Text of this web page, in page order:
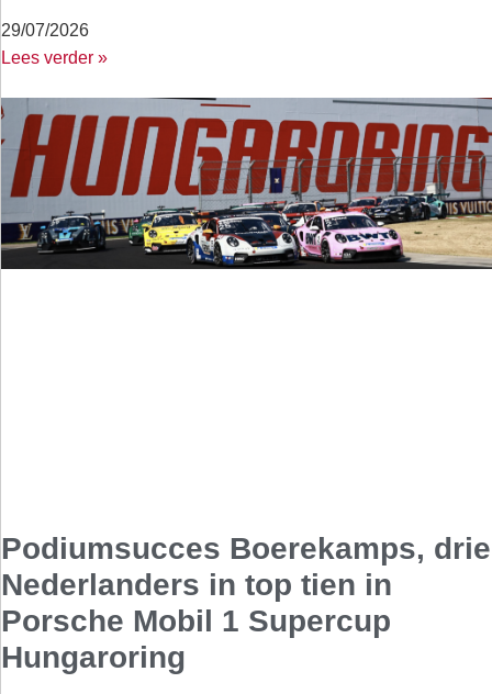
29/07/2026
Lees verder »
Podiumsucces Boerekamps, drie
Nederlanders in top tien in
Porsche Mobil 1 Supercup
Hungaroring